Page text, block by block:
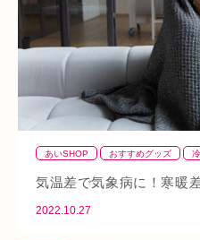
ストレス
シワ・シミ・たるみ 手首
四十肩 五十肩
美肌 自律神経失調症
熱中症 夏バテ 寺田町
あいSHOP おすすめグッズ
気温差で気象病に！寒暖
2022.10.27